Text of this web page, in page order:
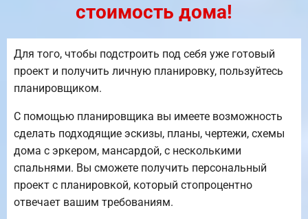
стоимость дома!
Для того, чтобы подстроить под себя уже готовый
проект и получить личную планировку, пользуйтесь
планировщиком.
С помощью планировщика вы имеете возможность
сделать подходящие эскизы, планы, чертежи, схемы
дома с эркером, мансардой, с несколькими
спальнями. Вы сможете получить персональный
проект с планировкой, который стопроцентно
отвечает вашим требованиям.